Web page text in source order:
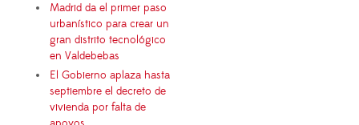
Madrid da el primer paso
urbanístico para crear un
gran distrito tecnológico
en Valdebebas
El Gobierno aplaza hasta
septiembre el decreto de
vivienda por falta de